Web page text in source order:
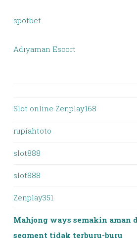
spotbet
Adıyaman Escort
Slot online Zenplay168
rupiahtoto
slot888
slot888
Zenplay351
Mahjong ways semakin aman
segment tidak terburu-buru